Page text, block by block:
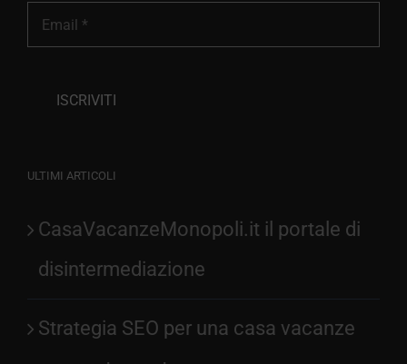
ULTIMI ARTICOLI
CasaVacanzeMonopoli.it il portale di
disintermediazione
Strategia SEO per una casa vacanze